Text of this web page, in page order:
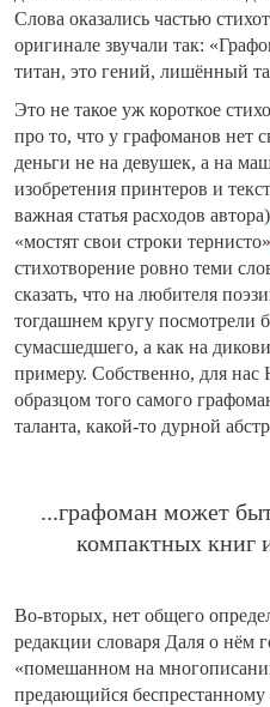
Слова оказались частью
оригинале звучали так:
титан, это гений, лишённый
Это не такое уж короткое
про то, что у графоманов нет
деньги не на девушек, а на
изобретения принтеров и
важная статья расходов
«мостят свои строки
стихотворение ровно теми
сказать, что на любителя
тогдашнем кругу посмотрели
сумасшедшего, а как на
примеру. Собственно, для
образцом того самого
таланта, какой-то дурной
...графоман может
компактных книг
Во-вторых, нет общего
редакции словаря Даля о нём
«помешанном на
предающийся беспрестанному